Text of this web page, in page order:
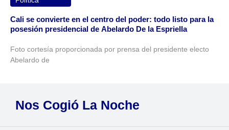
Cali se convierte en el centro del poder: todo listo para la
posesión presidencial de Abelardo De la Espriella
Foto cortesía proporcionada por prensa del presidente electo
Abelardo de
Nos Cogió La Noche